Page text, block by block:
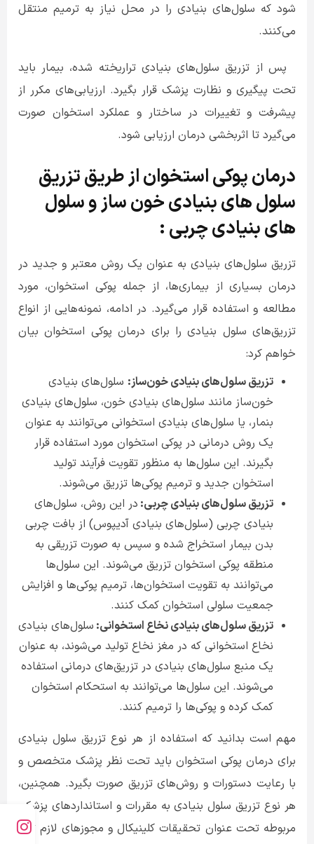
شود که سلول‌های بنیادی را در محل نیاز به ترمیم منتقل
می‌کنند.
پس از تزریق سلول‌های بنیادی تراریخته شده، بیمار باید
تحت پیگیری و نظارت پزشک قرار بگیرد. ارزیابی‌های مکرر از
پیشرفت و تغییرات در ساختار و عملکرد استخوان صورت
می‌گیرد تا اثربخشی درمان ارزیابی شود.
درمان پوکی استخوان از طریق تزریق
سلول های بنیادی خون ساز و سلول
های بنیادی چربی :
تزریق سلول‌های بنیادی به عنوان یک روش معتبر و جدید در
درمان بسیاری از بیماری‌ها، از جمله پوکی استخوان، مورد
مطالعه و استفاده قرار می‌گیرد. در ادامه، نمونه‌هایی از انواع
تزریق‌های سلول بنیادی را برای درمان پوکی استخوان بیان
خواهم کرد:
تزریق سلول‌های بنیادی خون‌ساز: سلول‌های بنیادی
خون‌ساز مانند سلول‌های بنیادی خون، سلول‌های بنیادی
بنمار، یا سلول‌های بنیادی استخوانی می‌توانند به عنوان
یک روش درمانی در پوکی استخوان مورد استفاده قرار
بگیرند. این سلول‌ها به منظور تقویت فرآیند تولید
استخوان جدید و ترمیم پوکی‌ها تزریق می‌شوند.
تزریق سلول‌های بنیادی چربی: در این روش، سلول‌های
بنیادی چربی (سلول‌های بنیادی آدیپوس) از بافت چربی
بدن بیمار استخراج شده و سپس به صورت تزریقی به
منطقه پوکی استخوان تزریق می‌شوند. این سلول‌ها
می‌توانند به تقویت استخوان‌ها، ترمیم پوکی‌ها و افزایش
جمعیت سلولی استخوان کمک کنند.
تزریق سلول‌های بنیادی نخاع استخوانی: سلول‌های بنیادی
نخاع استخوانی که در مغز نخاع تولید می‌شوند، به عنوان
یک منبع سلول‌های بنیادی در تزریق‌های درمانی استفاده
می‌شوند. این سلول‌ها می‌توانند به استحکام استخوان
کمک کرده و پوکی‌ها را ترمیم کنند.
مهم است بدانید که استفاده از هر نوع تزریق سلول بنیادی
برای درمان پوکی استخوان باید تحت نظر پزشک متخصص و
با رعایت دستورات و روش‌های تزریق صورت بگیرد. همچنین،
هر نوع تزریق سلول بنیادی به مقررات و استانداردهای پزشکی
مربوطه تحت عنوان تحقیقات کلینیکال و مجوزهای لازم تابع